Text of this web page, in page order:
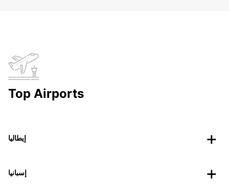
Top Airports
إيطاليا
إسبانيا